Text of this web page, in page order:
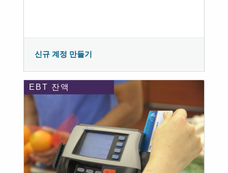
신규 계정 만들기
EBT 잔액